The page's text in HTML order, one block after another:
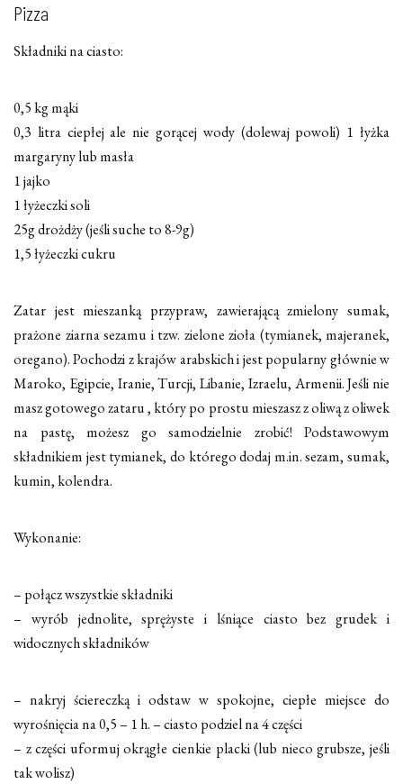
Pizza
Składniki na ciasto:
0,5 kg mąki
0,3 litra ciepłej ale nie gorącej wody (dolewaj powoli) 1 łyżka
margaryny lub masła
1 jajko
1 łyżeczki soli
25g drożdży (jeśli suche to 8-9g)
1,5 łyżeczki cukru
Zatar jest mieszanką przypraw, zawierającą zmielony sumak,
prażone ziarna sezamu i tzw. zielone zioła (tymianek, majeranek,
oregano). Pochodzi z krajów arabskich i jest popularny głównie w
Maroko, Egipcie, Iranie, Turcji, Libanie, Izraelu, Armenii. Jeśli nie
masz gotowego zataru , który po prostu mieszasz z oliwą z oliwek
na pastę, możesz go samodzielnie zrobić! Podstawowym
składnikiem jest tymianek, do którego dodaj m.in. sezam, sumak,
kumin, kolendra.
Wykonanie:
– połącz wszystkie składniki
– wyrób jednolite, sprężyste i lśniące ciasto bez grudek i
widocznych składników
– nakryj ściereczką i odstaw w spokojne, ciepłe miejsce do
wyrośnięcia na 0,5 – 1 h. – ciasto podziel na 4 części
– z części uformuj okrągłe cienkie placki (lub nieco grubsze, jeśli
tak wolisz)